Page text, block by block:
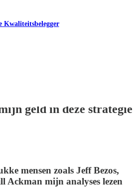
Kwaliteitsbelegger
geld in deze strategie
mensen zoals Jeff Bezos,
Ackman mijn analyses lezen